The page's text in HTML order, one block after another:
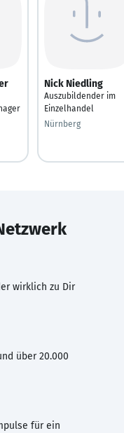
Nick Niedling
Auszubildender im
Einzelhandel
Nürnberg
wirklich zu Dir
über 20.000
für ein